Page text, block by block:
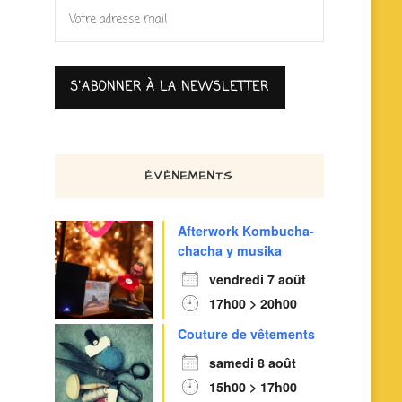
ÉVÈNEMENTS
Afterwork Kombucha-
chacha y musika
vendredi 7 août
17h00 > 20h00
Couture de vêtements
samedi 8 août
15h00 > 17h00